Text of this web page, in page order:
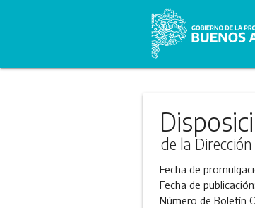
de la
Fecha de
Fecha de publicación:
Número de Boletín